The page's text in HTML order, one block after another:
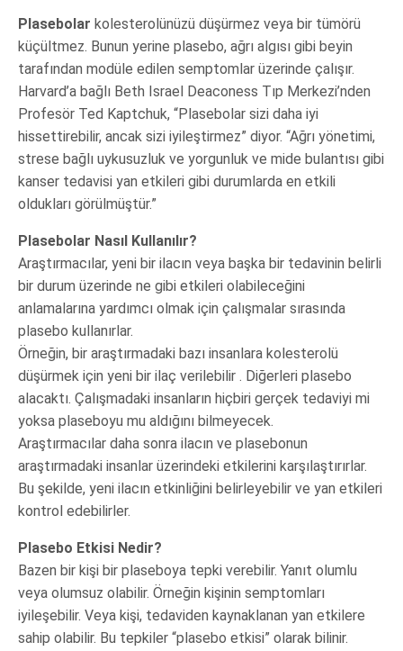
Plasebolar kolesterolünüzü düşürmez veya bir tümörü
küçültmez. Bunun yerine plasebo, ağrı algısı gibi beyin
tarafından modüle edilen semptomlar üzerinde çalışır.
Harvard’a bağlı Beth Israel Deaconess Tıp Merkezi’nden
Profesör Ted Kaptchuk, “Plasebolar sizi daha iyi
hissettirebilir, ancak sizi iyileştirmez” diyor. “Ağrı yönetimi,
strese bağlı uykusuzluk ve yorgunluk ve mide bulantısı gibi
kanser tedavisi yan etkileri gibi durumlarda en etkili
oldukları görülmüştür.”
Plasebolar Nasıl Kullanılır?
Araştırmacılar, yeni bir ilacın veya başka bir tedavinin belirli
bir durum üzerinde ne gibi etkileri olabileceğini
anlamalarına yardımcı olmak için çalışmalar sırasında
plasebo kullanırlar.
Örneğin, bir araştırmadaki bazı insanlara kolesterolü
düşürmek için yeni bir ilaç verilebilir . Diğerleri plasebo
alacaktı. Çalışmadaki insanların hiçbiri gerçek tedaviyi mi
yoksa plaseboyu mu aldığını bilmeyecek.
Araştırmacılar daha sonra ilacın ve plasebonun
araştırmadaki insanlar üzerindeki etkilerini karşılaştırırlar.
Bu şekilde, yeni ilacın etkinliğini belirleyebilir ve yan etkileri
kontrol edebilirler.
Plasebo Etkisi Nedir?
Bazen bir kişi bir plaseboya tepki verebilir. Yanıt olumlu
veya olumsuz olabilir. Örneğin kişinin semptomları
iyileşebilir. Veya kişi, tedaviden kaynaklanan yan etkilere
sahip olabilir. Bu tepkiler “plasebo etkisi” olarak bilinir.